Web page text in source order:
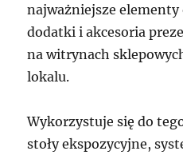
najważniejsze
dodatki i akcesoria
na witrynach
lokalu.
Wykorzystuje się do
stoły ekspozycyjne,